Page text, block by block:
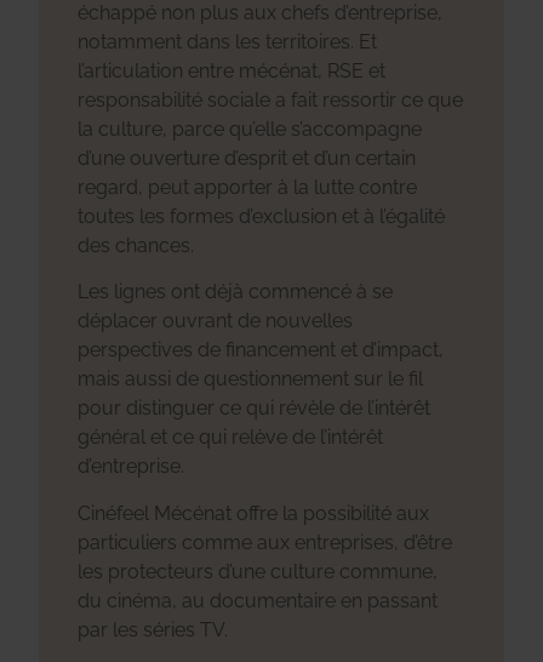
échappé non plus aux chefs d’entreprise,
notamment dans les territoires. Et
l’articulation entre mécénat, RSE et
responsabilité sociale a fait ressortir ce que
la culture, parce qu’elle s’accompagne
d’une ouverture d’esprit et d’un certain
regard, peut apporter à la lutte contre
toutes les formes d’exclusion et à l’égalité
des chances.
Les lignes ont déjà commencé à se
déplacer ouvrant de nouvelles
perspectives de financement et d’impact,
mais aussi de questionnement sur le fil
pour distinguer ce qui révèle de l’intérêt
général et ce qui relève de l’intérêt
d’entreprise.
Cinéfeel Mécénat offre la possibilité aux
particuliers comme aux entreprises, d’être
les protecteurs d’une culture commune,
du cinéma, au documentaire en passant
par les séries TV.